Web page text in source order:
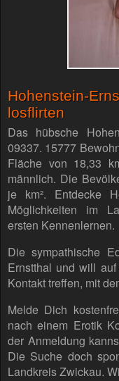
Hohenstein-
losflirten
Das hübsche
09337. 15777
Fläche von 18,33
männlich. Die
je km². Entdecke
Möglichkeiten im
ersten Kennenlernen.
Die sympathische
Ernstthal und will
Kontakt treffen, mit
Melde Dich
nach einem Erotik
der Anmeldung
Die Suche doch
Landkreis Zwickau.